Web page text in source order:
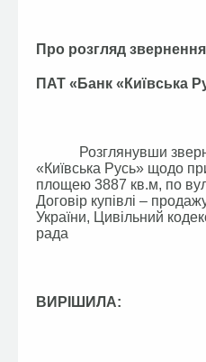
Про розгляд звернення
ПАТ «Банк «Київська
Розглянувши
«Київська Русь» щодо
площею 3887 кв.м, по
Договір купівлі –
України, Цивільний
рада
ВИРІШИЛА: